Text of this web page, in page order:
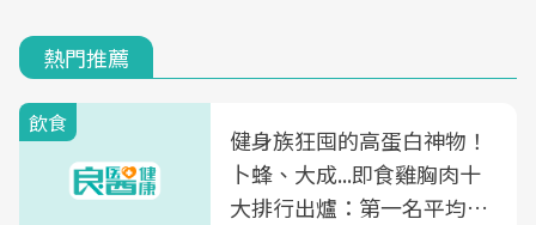
熱門推薦
飲食
健身族狂囤的高蛋白神物！
卜蜂、大成...即食雞胸肉十
大排行出爐：第一名平均一